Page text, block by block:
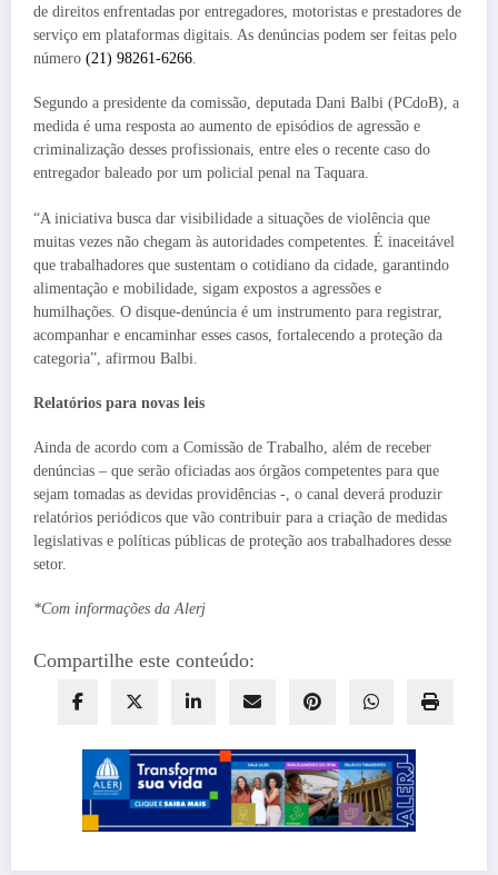
de direitos enfrentadas por entregadores, motoristas e prestadores de
serviço em plataformas digitais. As denúncias podem ser feitas pelo
número (21) 98261-6266.
Segundo a presidente da comissão, deputada Dani Balbi (PCdoB), a
medida é uma resposta ao aumento de episódios de agressão e
criminalização desses profissionais, entre eles o recente caso do
entregador baleado por um policial penal na Taquara.
“A iniciativa busca dar visibilidade a situações de violência que
muitas vezes não chegam às autoridades competentes. É inaceitável
que trabalhadores que sustentam o cotidiano da cidade, garantindo
alimentação e mobilidade, sigam expostos a agressões e
humilhações. O disque-denúncia é um instrumento para registrar,
acompanhar e encaminhar esses casos, fortalecendo a proteção da
categoria”, afirmou Balbi.
Relatórios para novas leis
Ainda de acordo com a Comissão de Trabalho, além de receber
denúncias – que serão oficiadas aos órgãos competentes para que
sejam tomadas as devidas providências -, o canal deverá produzir
relatórios periódicos que vão contribuir para a criação de medidas
legislativas e políticas públicas de proteção aos trabalhadores desse
setor.
*Com informações da Alerj
Compartilhe este conteúdo: